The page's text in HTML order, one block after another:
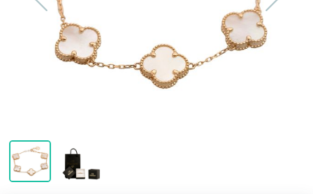
Серебряные колье
Серебряные цепочки
Серебряные сувениры